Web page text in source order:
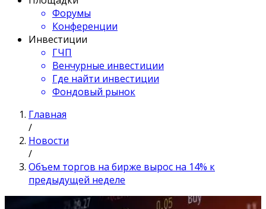
Форумы
Конференции
Инвестиции
ГЧП
Венчурные инвестиции
Где найти инвестиции
Фондовый рынок
Главная
/
Новости
/
Объем торгов на бирже вырос на 14% к
предыдущей неделе